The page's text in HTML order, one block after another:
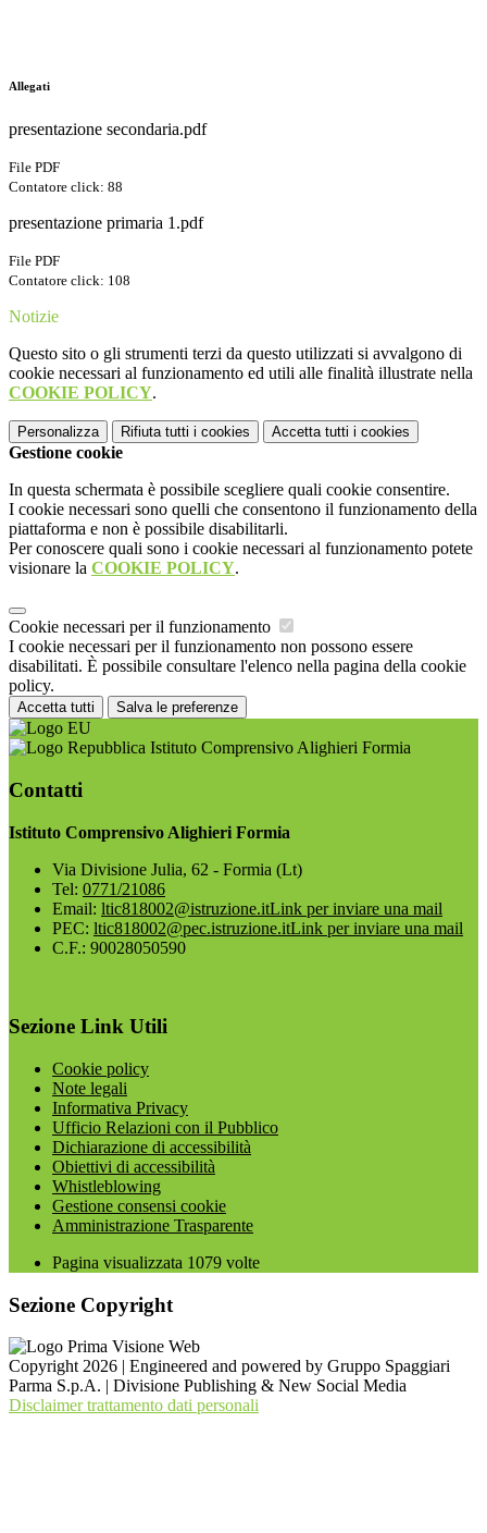
Allegati
presentazione secondaria.pdf
File PDF
Contatore click: 88
presentazione primaria 1.pdf
File PDF
Contatore click: 108
Notizie
Questo sito o gli strumenti terzi da questo utilizzati si avvalgono di
cookie necessari al funzionamento ed utili alle finalità illustrate nella
COOKIE POLICY.
Personalizza Rifiuta tutti i cookies Accetta tutti i cookies
Gestione cookie
In questa schermata è possibile scegliere quali cookie consentire.
I cookie necessari sono quelli che consentono il funzionamento della
piattaforma e non è possibile disabilitarli.
Per conoscere quali sono i cookie necessari al funzionamento potete
visionare la COOKIE POLICY.
Cookie necessari per il funzionamento
I cookie necessari per il funzionamento non possono essere
disabilitati. È possibile consultare l'elenco nella pagina della cookie
policy.
Accetta tutti Salva le preferenze
Istituto Comprensivo Alighieri Formia
Contatti
Istituto Comprensivo Alighieri Formia
Via Divisione Julia, 62 - Formia (Lt)
Tel: 0771/21086
Email: ltic818002@istruzione.itLink per inviare una mail
PEC: ltic818002@pec.istruzione.itLink per inviare una mail
C.F.: 90028050590
Sezione Link Utili
Cookie policy
Note legali
Informativa Privacy
Ufficio Relazioni con il Pubblico
Dichiarazione di accessibilità
Obiettivi di accessibilità
Whistleblowing
Gestione consensi cookie
Amministrazione Trasparente
Pagina visualizzata 1079 volte
Sezione Copyright
Copyright 2026 | Engineered and powered by Gruppo Spaggiari
Parma S.p.A. | Divisione Publishing & New Social Media
Disclaimer trattamento dati personali